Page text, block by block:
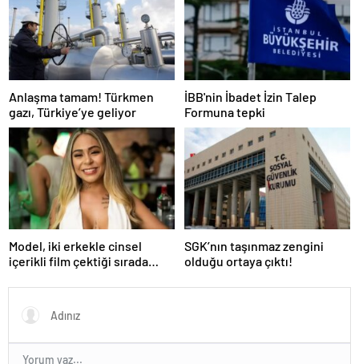
Anlaşma tamam! Türkmen
gazı, Türkiye’ye geliyor
İBB'nin İbadet İzin Talep
Formuna tepki
Model, iki erkekle cinsel
içerikli film çektiği sırada
kaybetti
SGK’nın taşınmaz zengini
olduğu ortaya çıktı!